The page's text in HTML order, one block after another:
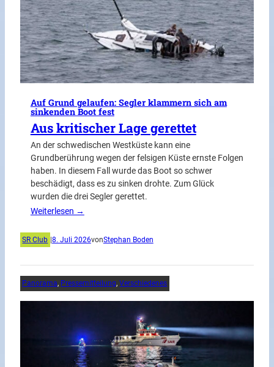
Auf Grund gelaufen: Segler klammern sich am
sinkenden Boot fest
Aus kritischer Lage gerettet
An der schwedischen Westküste kann eine
Grundberührung wegen der felsigen Küste ernste Folgen
haben. In diesem Fall wurde das Boot so schwer
beschädigt, dass es zu sinken drohte. Zum Glück
wurden die drei Segler gerettet.
Weiterlesen →
SR Club 8. Juli 2026vonStephan Boden
Panorama, Pressemitteilung, Verschiedenes